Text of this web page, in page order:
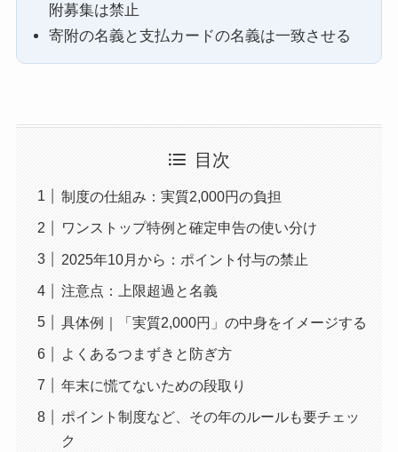
附募集は禁止
寄附の名義と支払カードの名義は一致させる
目次
制度の仕組み：実質2,000円の負担
ワンストップ特例と確定申告の使い分け
2025年10月から：ポイント付与の禁止
注意点：上限超過と名義
具体例｜「実質2,000円」の中身をイメージする
よくあるつまずきと防ぎ方
年末に慌てないための段取り
ポイント制度など、その年のルールも要チェッ
ク